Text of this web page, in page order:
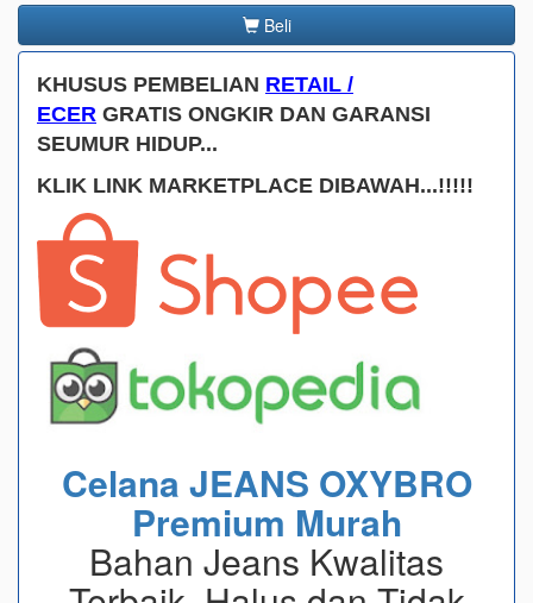
Beli
KHUSUS PEMBELIAN RETAIL /
ECER GRATIS ONGKIR DAN GARANSI
SEUMUR HIDUP...
KLIK LINK MARKETPLACE DIBAWAH...!!!!!
Celana JEANS OXYBRO
Premium Murah
Bahan Jeans Kwalitas